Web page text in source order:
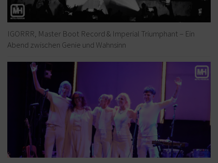
IGORRR, Master Boot Record & Imperial Triumphant – Ein
Abend zwischen Genie und Wahnsinn